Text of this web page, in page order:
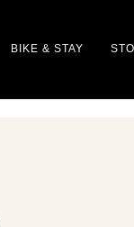
BIKE & STAY